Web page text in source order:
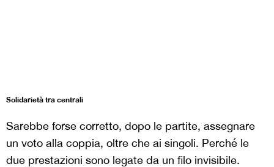
Solidarietà tra centrali
Sarebbe forse corretto, dopo le partite, assegnare
un voto alla coppia, oltre che ai singoli. Perché le
due prestazioni sono legate da un filo invisibile.